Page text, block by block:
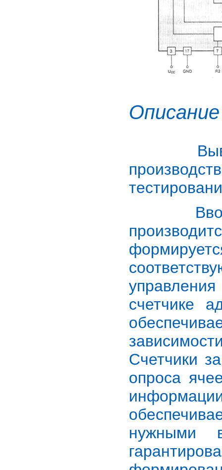
Вывод
Ввод
счетчике
Счетчики
опроса
нужными